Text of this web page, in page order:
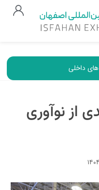
های داخلی
از نوآوری